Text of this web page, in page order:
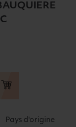
Pays d'origine